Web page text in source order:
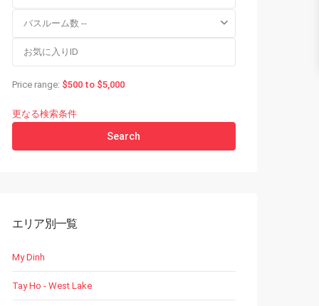
バスルーム数 --
Price range: $500 to $5,000
更なる検索条件
Search
エリア別一覧
My Dinh
Tay Ho - West Lake